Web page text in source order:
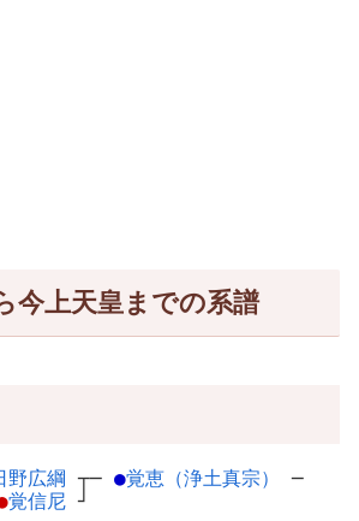
今上天皇までの系譜
野広綱 ┬
覚信尼 ┘
─ ●覚恵（浄土真宗） ─